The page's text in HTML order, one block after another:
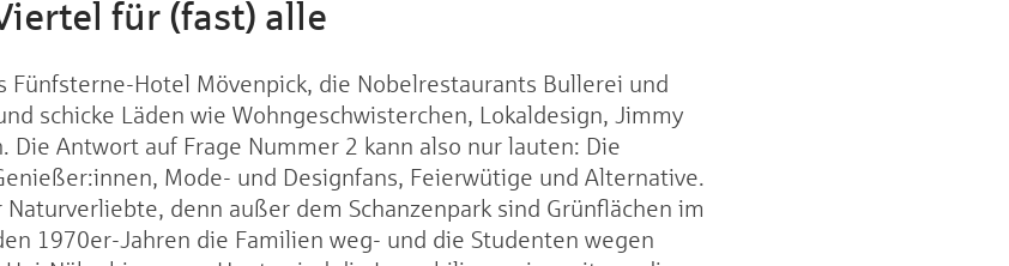
für (fast) alle
Fünfsterne-Hotel Mövenpick, die Nobelrestaurants Bullerei und
schicke Läden wie Wohngeschwisterchen, Lokaldesign, Jimmy
Die Antwort auf Frage Nummer 2 kann also nur lauten: Die
Mode- und Designfans, Feierwütige und Alternative.
Naturverliebte, denn außer dem Schanzenpark sind Grünflächen im
1970er-Jahren die Familien weg- und die Studenten wegen